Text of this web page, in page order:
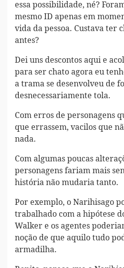
essa possibilidade, né?
mesmo ID apenas em
vida da pessoa. Custava ter
antes?
Dei uns descontos aqui e
para ser chato agora eu
a trama se desenvolveu de
desnecessariamente tola.
Com erros de personagens
que errassem, vacilos que
nada.
Com algumas poucas
personagens fariam mais
história não mudaria tanto.
Por exemplo, o Narihisago
trabalhado com a hipótese
Walker e os agentes
noção de que aquilo tudo
armadilha.